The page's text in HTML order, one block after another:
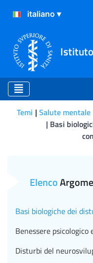
Temi Salute mentale
Basi
Elenco
Basi biologiche dei
Benessere
Disturbi del